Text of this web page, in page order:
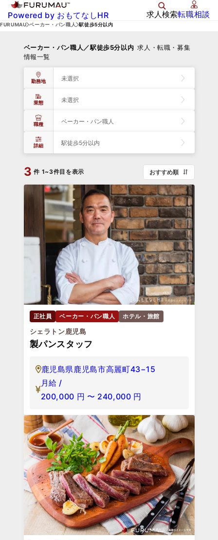
Powered by おもてなしHR 求人検索転職相談
FURUMAU ベーカー・パン職人 駅徒歩5分以内
ベーカー・パン職人／駅徒歩5分以内 求人・転職・募集
情報一覧
勤務地 未選択
業態 未選択
職種 ベーカー・パン職人
詳細 駅徒歩5分以内
3 件 1~3件目を表示 おすすめ順
正社員 ベーカー・パン職人 ホテル・旅館
シェラトン鹿児島
製パンスタッフ
鹿児島県鹿児島市高麗町43−15
月給 /
200,000 円 〜 240,000 円